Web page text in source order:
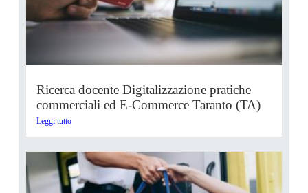
Ricerca docente Digitalizzazione pratiche
commerciali ed E-Commerce Taranto (TA)
Leggi tutto